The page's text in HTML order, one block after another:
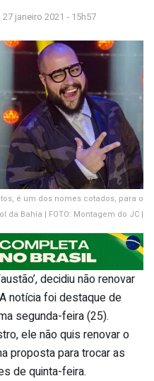
27 janeiro 2021 - 15h57
é um dos nomes cotados, para o
da Bahia | FOTO: Montagem do JC |
decidiu não renovar
notícia foi destaque de
segunda-feira (25).
ele não quis renovar o
proposta para trocar as
de quinta-feira.